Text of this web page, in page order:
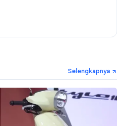
Selengkapnya